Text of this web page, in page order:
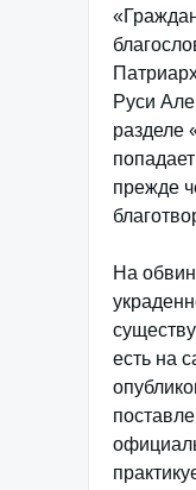
Руси
разделе
прежде
На
есть на